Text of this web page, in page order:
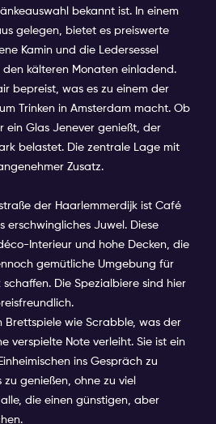
bekannt ist. In einem
gelegen, bietet es preiswerte
Kamin und die Ledersessel
den kälteren Monaten einladend.
bepreist, was es zu einem der
Trinken in Amsterdam macht. Ob
ein Glas Jenever genießt, der
belastet. Die zentrale Lage mit
Zusatz.
der Haarlemmerdijk ist Café
erschwingliches Juwel. Diese
Interieur und hohe Decken, die
gemütliche Umgebung für
Die Spezialbiere sind hier
Brettspiele wie Scrabble, was der
verspielte Note verleiht. Sie ist ein
ins Gespräch zu
genießen, ohne zu viel
die einen günstigen, aber